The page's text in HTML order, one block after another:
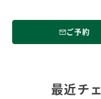
ご予約
最近チ